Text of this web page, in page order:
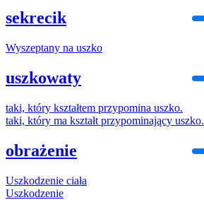
sekrecik
Wyszeptany na uszko
uszkowaty
taki, który kształtem przypomina uszko.
taki, który ma kształt przypominający uszko.
obrażenie
Uszkodzenie ciała
Uszkodzenie